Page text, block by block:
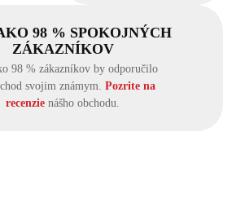
98 % SPOKOJNÝCH
ZÁKAZNÍKOV
98 % zákazníkov by odporučilo
svojim známym. Pozrite na
recenzie nášho obchodu.